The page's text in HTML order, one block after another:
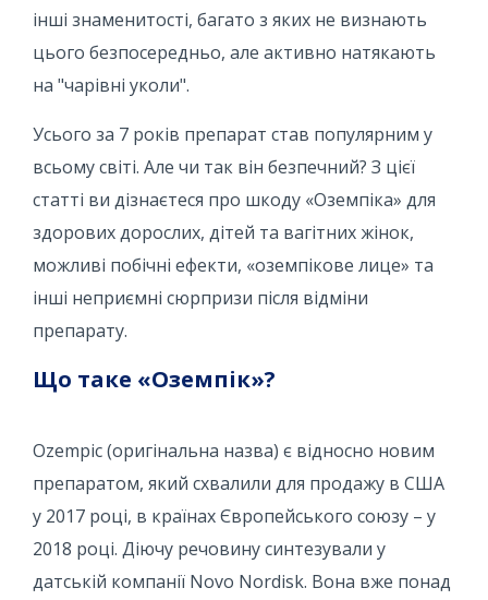
інші знаменитості, багато з яких не визнають
цього безпосередньо, але активно натякають
на "чарівні уколи".
Усього за 7 років препарат став популярним у
всьому світі. Але чи так він безпечний? З цієї
статті ви дізнаєтеся про шкоду «Оземпіка» для
здорових дорослих, дітей та вагітних жінок,
можливі побічні ефекти, «оземпікове лице» та
інші неприємні сюрпризи після відміни
препарату.
Що таке «Оземпік»?
Ozempic (оригінальна назва) є відносно новим
препаратом, який схвалили для продажу в США
у 2017 році, в країнах Європейського союзу – у
2018 році. Діючу речовину синтезували у
датській компанії Novo Nordisk. Вона вже понад